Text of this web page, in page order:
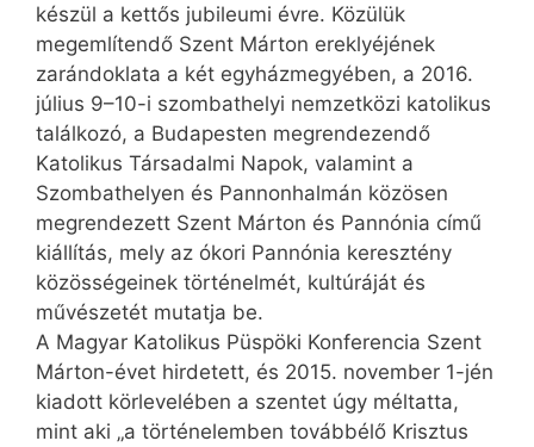
készül a kettős jubileumi évre. Közülük
megemlítendő Szent Márton ereklyéjének
zarándoklata a két egyházmegyében, a 2016.
július 9–10-i szombathelyi nemzetközi katolikus
találkozó, a Budapesten megrendezendő
Katolikus Társadalmi Napok, valamint a
Szombathelyen és Pannonhalmán közösen
megrendezett Szent Márton és Pannónia című
kiállítás, mely az ókori Pannónia keresztény
közösségeinek történelmét, kultúráját és
művészetét mutatja be.
A Magyar Katolikus Püspöki Konferencia Szent
Márton-évet hirdetett, és 2015. november 1-jén
kiadott körlevelében a szentet úgy méltatta,
mint aki „a történelemben továbbélő Krisztus